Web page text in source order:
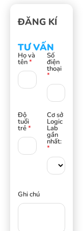
ĐĂNG KÍ
TƯ VẤN
Họ và
tên*
Số
điện
thoại
*
Độ
tuổi
trẻ*
Cơ sở
Logic
Lab
gần
nhất:
*
Ghi chú